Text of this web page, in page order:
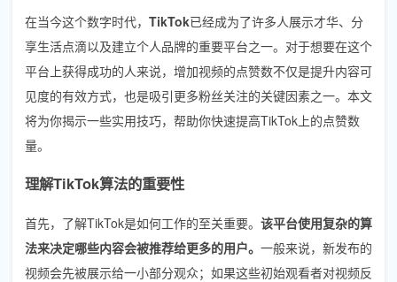
在当今这个数字时代， TikTok已经成为了许多人展示才华、分
享生活点滴以及建立个人品牌的重要平台之一。对于想要在这个
平台上获得成功的人来说，增加视频的点赞数不仅是提升内容可
见度的有效方式，也是吸引更多粉丝关注的关键因素之一。本文
将为你揭示一些实用技巧，帮助你快速提高TikTok上的点赞数
量。
理解TikTok算法的重要性
首先，了解TikTok是如何工作的至关重要。 该平台使用复杂的算
法来决定哪些内容会被推荐给更多的用户。 一般来说，新发布的
视频会先被展示给一小部分观众；如果这些初始观看者对视频反